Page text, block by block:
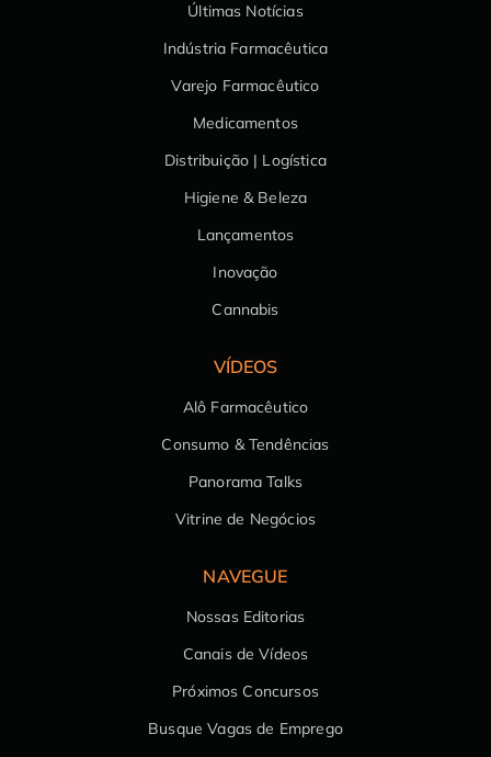
Últimas Notícias
Indústria Farmacêutica
Varejo Farmacêutico
Medicamentos
Distribuição | Logística
Higiene & Beleza
Lançamentos
Inovação
Cannabis
VÍDEOS
Alô Farmacêutico
Consumo & Tendências
Panorama Talks
Vitrine de Negócios
NAVEGUE
Nossas Editorias
Canais de Vídeos
Próximos Concursos
Busque Vagas de Emprego